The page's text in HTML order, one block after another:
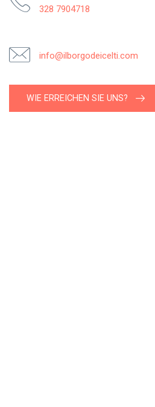
328 7904718
info@ilborgodeicelti.com
WIE ERREICHEN SIE UNS?